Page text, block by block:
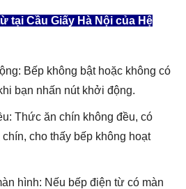
tại Cầu Giấy Hà Nội của Hệ
Bếp không bật hoặc không có
bạn nhấn nút khởi động.
Thức ăn chín không đều, có
cho thấy bếp không hoạt
hình: Nếu bếp điện từ có màn